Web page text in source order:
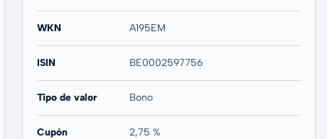
WKN A195EM
ISIN BE0002597756
Tipo de valor Bono
Cupón 2,75 %